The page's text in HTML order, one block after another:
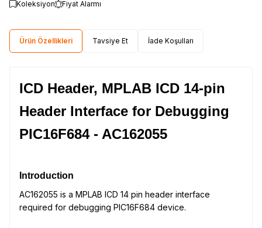
Koleksiyon Fiyat Alarmı
Ürün Özellikleri Tavsiye Et İade Koşulları
ICD Header, MPLAB ICD 14-pin
Header Interface for Debugging
PIC16F684 - AC162055
Introduction
AC162055 is a MPLAB ICD 14 pin header interface
required for debugging PIC16F684 device.